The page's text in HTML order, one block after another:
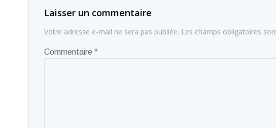
Laisser un commentaire
Votre adresse e-mail ne sera pas publiée. Les champs obligatoires
Commentaire *